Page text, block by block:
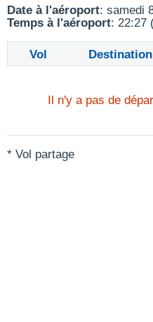
Date à l'aéroport: samedi
Temps à l'aéroport: 22:27
Vol Destination
Il n'y a pas de
* Vol partage